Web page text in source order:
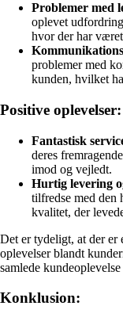
Problemer med
oplevet
hvor der har
problemer med
kunden, hvilket
Positive oplevelser:
Fantastisk
deres
imod og vejledt.
Hurtig levering
tilfredse med den
kvalitet, der
Det er tydeligt, at der er
oplevelser blandt
samlede
Konklusion: